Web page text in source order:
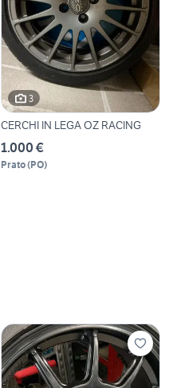
3
CERCHI IN LEGA OZ RACING
1.000 €
Prato(PO)